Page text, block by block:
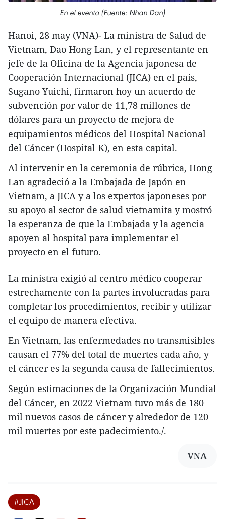
En el evento (Fuente: Nhan Dan)
Hanoi, 28 may (VNA)- La ministra de Salud de
Vietnam, Dao Hong Lan, y el representante en
jefe de la Oficina de la Agencia japonesa de
Cooperación Internacional (JICA) en el país,
Sugano Yuichi, firmaron hoy un acuerdo de
subvención por valor de 11,78 millones de
dólares para un proyecto de mejora de
equipamientos médicos del Hospital Nacional
del Cáncer (Hospital K), en esta capital.
Al intervenir en la ceremonia de rúbrica, Hong
Lan agradeció a la Embajada de Japón en
Vietnam, a JICA y a los expertos japoneses por
su apoyo al sector de salud vietnamita y mostró
la esperanza de que la Embajada y la agencia
apoyen al hospital para implementar el
proyecto en el futuro.
La ministra exigió al centro médico cooperar
estrechamente con la partes involucradas para
completar los procedimientos, recibir y utilizar
el equipo de manera efectiva.
En Vietnam, las enfermedades no transmisibles
causan el 77% del total de muertes cada año, y
el cáncer es la segunda causa de fallecimientos.
Según estimaciones de la Organización Mundial
del Cáncer, en 2022 Vietnam tuvo más de 180
mil nuevos casos de cáncer y alrededor de 120
mil muertes por este padecimiento./.
VNA
#JICA